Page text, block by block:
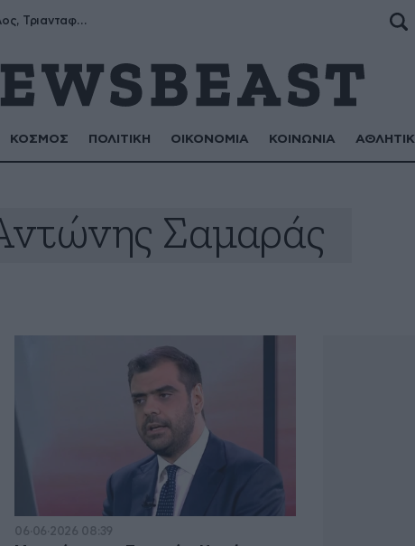
Μύρων, Τριαντάφυλλος, Τριανταφυλλιά, Φυλλιώ, Ρόζα
ΚΟΣΜΟΣ ΠΟΛΙΤΙΚΗ ΟΙΚΟΝΟΜΙΑ ΚΟΙΝΩΝΙΑ
Σαμαράς
06·06·2026 08:39